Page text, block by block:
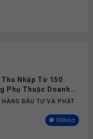
Nhập Từ 150
Phụ Thuộc Doanh
HÀNG ĐẦU TƯ VÀ PHÁT
OMess